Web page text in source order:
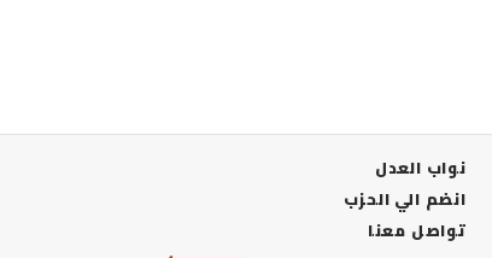
نواب العدل
انضم الي الحزب
تواصل معنا